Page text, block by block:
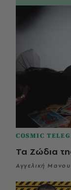
COSMIC
Τα Ζώδια
Αγγελική